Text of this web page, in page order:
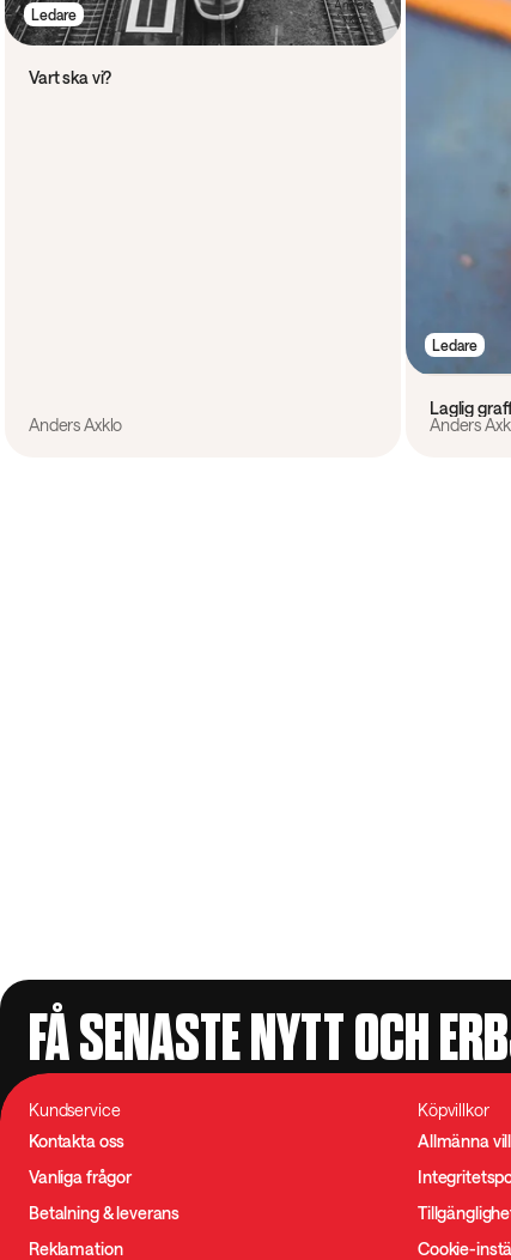
Ledare
Vart ska vi?
Anders Axklo
Ledare
Laglig
Anders
FÅ SENASTE NYTT OCH
Kundservice
Kontakta oss
Vanliga frågor
Betalning & leverans
Reklamation
Köpvillkor
Allmänna
Cookie-